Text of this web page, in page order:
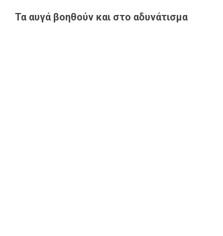
Τα αυγά βοηθούν και στο αδυνάτισμα